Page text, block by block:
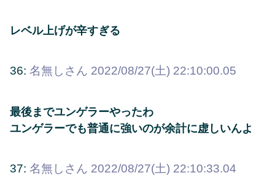
レベル上げが辛すぎる
36: 名無しさん 2022/08/27(土) 22:10:00.05
最後までユンゲラーやったわ
ユンゲラーでも普通に強いのが余計に虚しいんよ
37: 名無しさん 2022/08/27(土) 22:10:33.04